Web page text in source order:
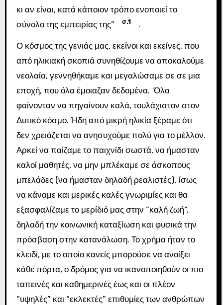
κι αν είναι, κατά κάποιον τρόπο ενοποιεί το
σύνολο της εμπειρίας της”
σ.1 .
Ο κόσμος της γενιάς μας, εκείνοι και εκείνες, που
από ηλικιακή σκοπιά συνηθίζουμε να αποκαλούμε
νεολαία, γεννηθήκαμε και μεγαλώσαμε σε σε μια
εποχή, που όλα έμοιαζαν δεδομένα. Όλα
φαίνονταν να πηγαίνουν καλά, τουλάχιστον στον
Δυτικό κόσμο. Ήδη από μικρή ηλικία ξέραμε ότι
δεν χρειάζεται να ανησυχούμε πολύ για το μέλλον.
Αρκεί να παίζαμε το παιχνίδι σωστά, να ήμασταν
καλοί μαθητές, να μην μπλέκαμε σε άσκοπους
μπελάδες (να ήμασταν δηλαδή ρεαλιστές), ίσως
να κάναμε και μερικές καλές γνωριμίες και θα
εξασφαλίζαμε το μερίδιό μας στην “καλή ζωή”,
δηλαδή την κοινωνική καταξίωση και φυσικά την
πρόσβαση στην κατανάλωση. Το χρήμα ήταν το
κλειδί, με το οποίο κανείς μπορούσε να ανοίξει
κάθε πόρτα, ο δρόμος για να ικανοποιηθούν οι πιο
ταπεινές και καθημερινές έως και οι πλέον
“υψηλές” και “εκλεκτές” επιθυμίες των ανθρώπων